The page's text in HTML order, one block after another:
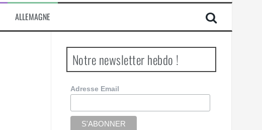
ALLEMAGNE
Notre newsletter hebdo !
Adresse Email